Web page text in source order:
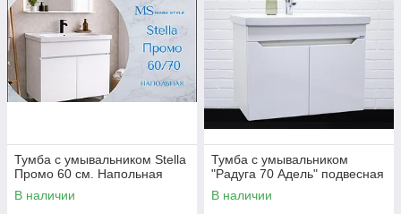
Тумба с умывальником Stella
Промо 60 см. Напольная
В наличии
Тумба с умывальником
"Радуга 70 Адель" подвесная
В наличии